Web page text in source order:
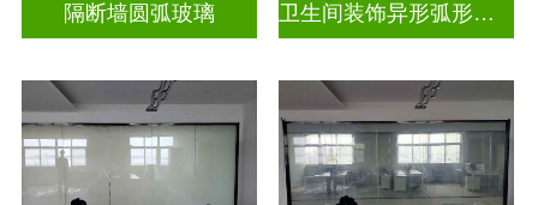
隔断墙圆弧玻璃 卫生间装饰异形弧形玻璃